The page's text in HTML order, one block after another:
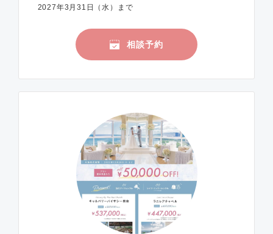
2027年3月31日（水）まで
相談予約